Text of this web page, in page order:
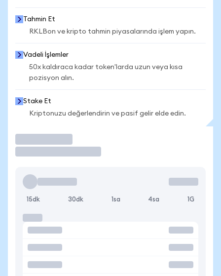
Tahmin Et
RKLBon ve kripto tahmin piyasalarında işlem yapın.
Vadeli İşlemler
50x kaldıraca kadar token'larda uzun veya kısa
pozisyon alın.
Stake Et
Kriptonuzu değerlendirin ve pasif gelir elde edin.
15dk 30dk 1sa 4sa 1G